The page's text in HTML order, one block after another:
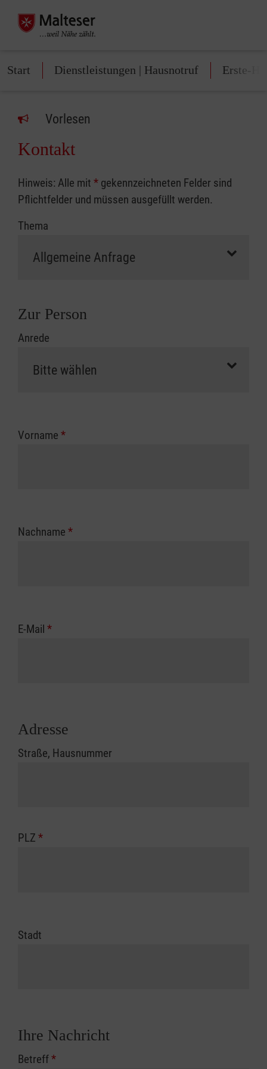
Start Dienstleistungen | Hausnotruf Erste-
Vorlesen
Kontakt
Hinweis: Alle mit * gekennzeichneten Felder sind
Pflichtfelder und müssen ausgefüllt werden.
Thema
Zur Person
Anrede
Vorname *
Nachname *
E-Mail *
Adresse
Straße, Hausnummer
PLZ *
Stadt
Ihre Nachricht
Betreff*